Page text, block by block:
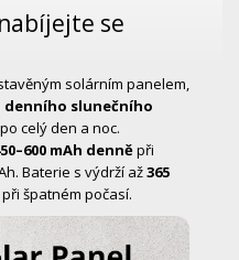
se
solárním panelem,
denního slunečního
celý den a noc.
mAh denněpři
Baterie s výdrží až365
špatném počasí.